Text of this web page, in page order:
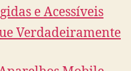
e Acessíveis
Verdadeiramente